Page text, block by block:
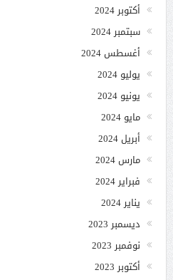
أكتوبر 2024
سبتمبر 2024
أغسطس 2024
يوليو 2024
يونيو 2024
مايو 2024
أبريل 2024
مارس 2024
فبراير 2024
يناير 2024
ديسمبر 2023
نوفمبر 2023
أكتوبر 2023